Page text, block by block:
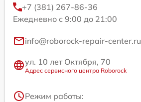
+7 (381) 267-86-36
Ежедневно с 9:00 до 21:00
info@roborock-repair-center.ru
ул. 10 лет Октября, 70
Адрес сервисного центра Roborock
Режим работы: